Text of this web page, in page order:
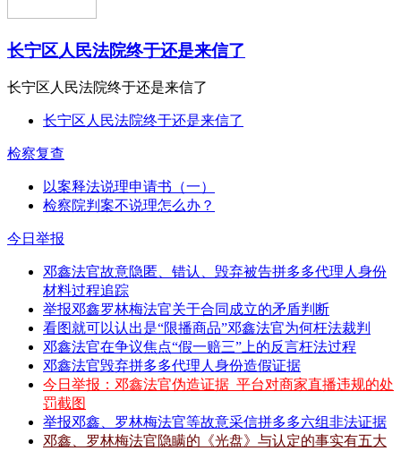
长宁区人民法院终于还是来信了
长宁区人民法院终于还是来信了
长宁区人民法院终于还是来信了
检察复查
以案释法说理申请书（一）
检察院判案不说理怎么办？
今日举报
邓鑫法官故意隐匿、错认、毁弃被告拼多多代理人身份
材料过程追踪
举报邓鑫罗林梅法官关于合同成立的矛盾判断
看图就可以认出是“限播商品”邓鑫法官为何枉法裁判
邓鑫法官在争议焦点“假一赔三”上的反言枉法过程
邓鑫法官毁弃拼多多代理人身份造假证据
今日举报：邓鑫法官伪造证据_平台对商家直播违规的处
罚截图
举报邓鑫、罗林梅法官等故意采信拼多多六组非法证据
邓鑫、罗林梅法官隐瞒的《光盘》与认定的事实有五大